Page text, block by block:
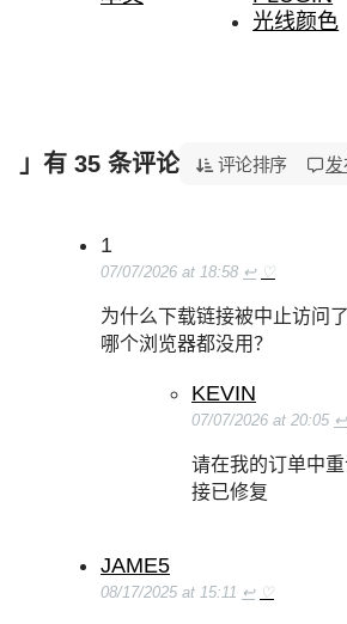
光线颜色
「Photoshop 光束大师插件，一键添加丁达尔光效」
」有 35 条评论 评论排序
1
07/07/2026 at 18:58 ↩ ♡
为什么下载链接被中止访问
哪个浏览器都没用？
KEVIN
07/07/2026 at 20:05 ↩
请在我的订单中
接已修复
JAME5
08/17/2025 at 15:11 ↩ ♡